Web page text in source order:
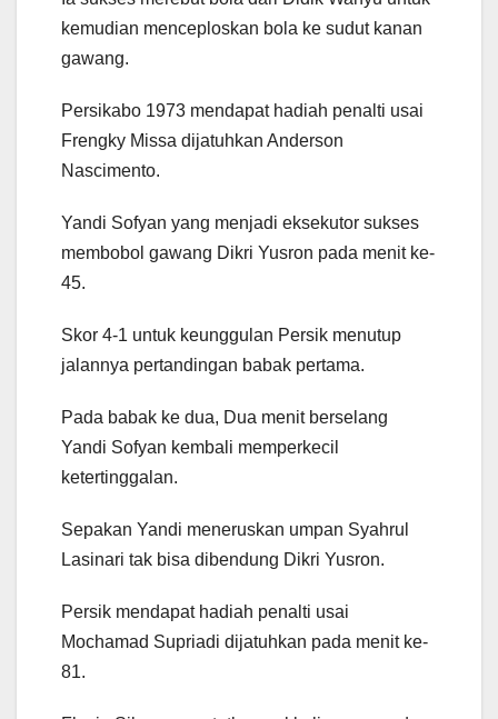
kemudian menceploskan bola ke sudut kanan
gawang.
Persikabo 1973 mendapat hadiah penalti usai
Frengky Missa dijatuhkan Anderson
Nascimento.
Yandi Sofyan yang menjadi eksekutor sukses
membobol gawang Dikri Yusron pada menit ke-
45.
Skor 4-1 untuk keunggulan Persik menutup
jalannya pertandingan babak pertama.
Pada babak ke dua, Dua menit berselang
Yandi Sofyan kembali memperkecil
ketertinggalan.
Sepakan Yandi meneruskan umpan Syahrul
Lasinari tak bisa dibendung Dikri Yusron.
Persik mendapat hadiah penalti usai
Mochamad Supriadi dijatuhkan pada menit ke-
81.